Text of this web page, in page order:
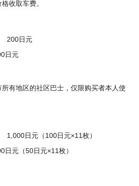
收取车费。
200日元
日元
有地区的社区巴士，仅限购买者本人使
1,000日元（100日元×11枚）
元（50日元×11枚）